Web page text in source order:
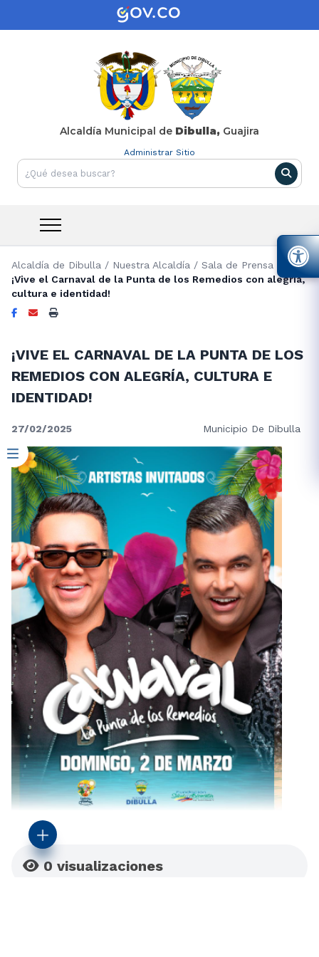
Alcaldía Municipal de Dibulla, Guajira
Administrar Sitio
Alcaldía de Dibulla / Nuestra Alcaldía / Sala de Prensa
¡Vive el Carnaval de la Punta de los Remedios con alegría,
cultura e identidad!
¡VIVE EL CARNAVAL DE LA PUNTA DE LOS
REMEDIOS CON ALEGRÍA, CULTURA E
IDENTIDAD!
27/02/2025 Municipio De Dibulla
0 visualizaciones